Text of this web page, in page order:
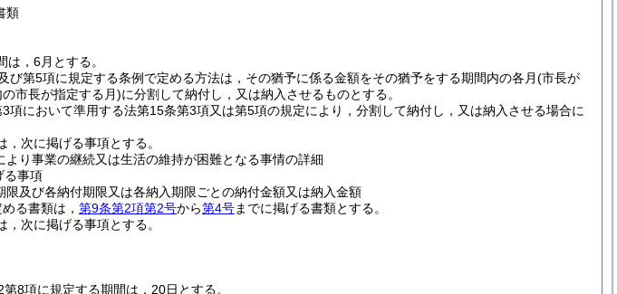
類
，6月とする。
第5項に規定する条例で定める方法は，その猶予に係る金額をその猶予をする期間内の各月(市長が
市長が指定する月)に分割して納付し，又は納入させるものとする。
項において準用する法第15条第3項又は第5項の規定により，分割して納付し，又は納入させる場合に
次に掲げる事項とする。
り事業の継続又は生活の維持が困難となる事情の詳細
る事項
及び各納付期限又は各納入期限ごとの納付金額又は納入金額
る書類は， 第9条第2項第2号から第4号までに掲げる書類とする。
次に掲げる事項とする。
8項に規定する期間は，20日とする。